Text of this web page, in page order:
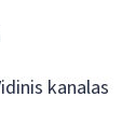
kanalas